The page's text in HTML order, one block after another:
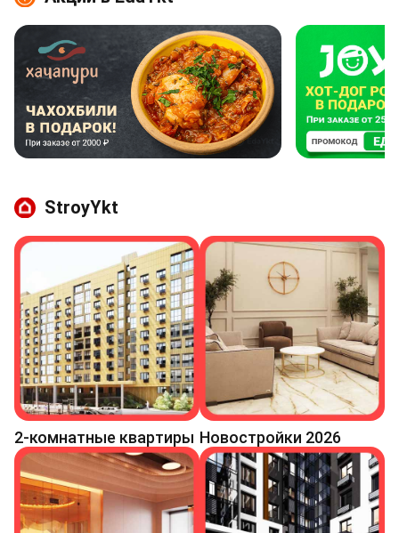
StroyYkt
2-комнатные квартиры Новостройки 2026